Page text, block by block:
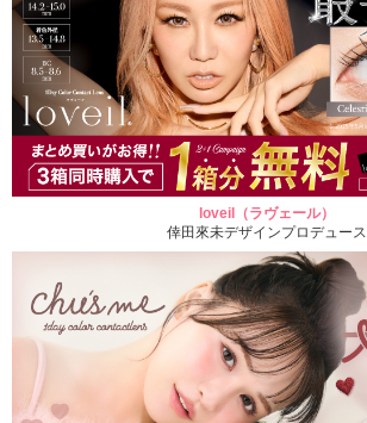
loveil（ラヴェール）
倖田來未デザインプロデュース